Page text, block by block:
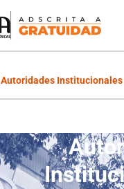
Autoridades Institucionales